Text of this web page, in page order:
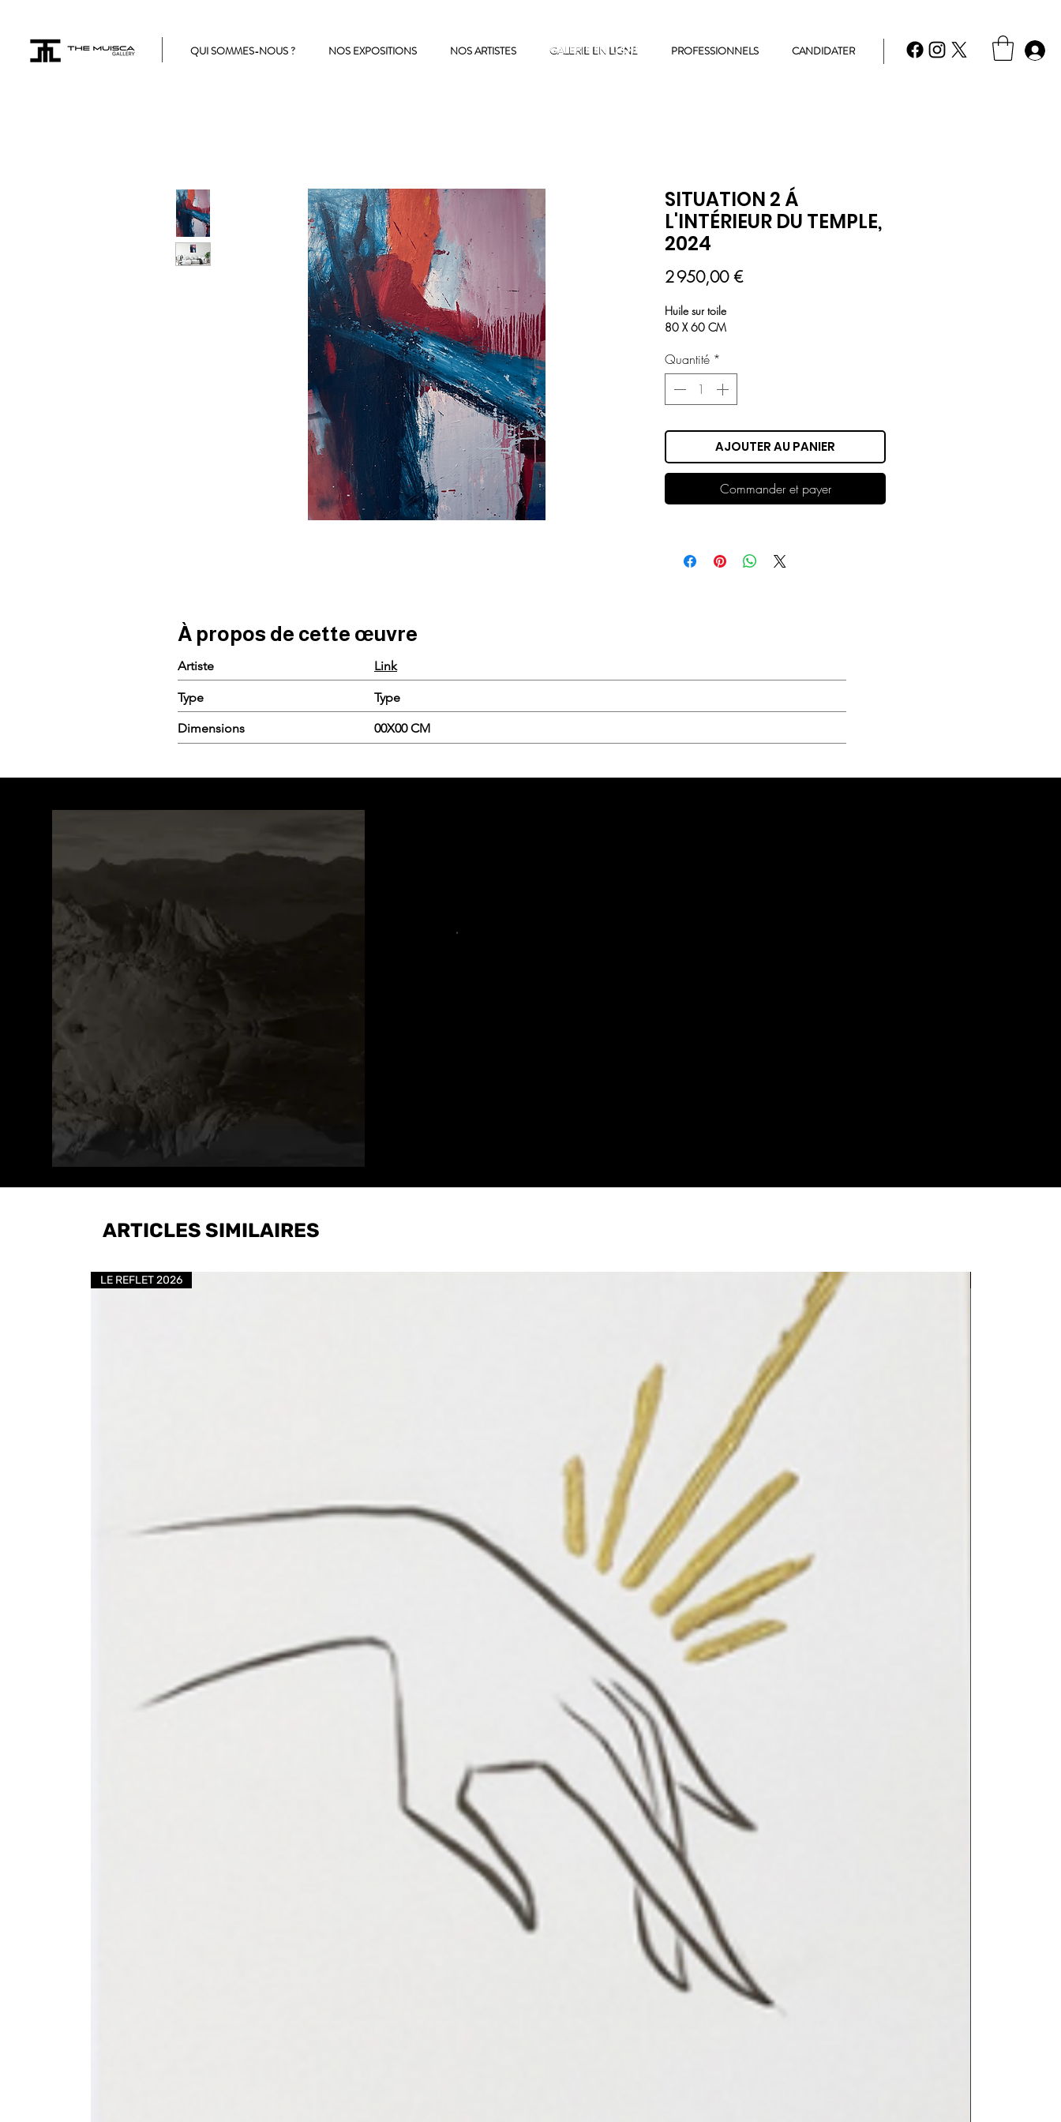
QUI SOMMES-NOUS ? NOS EXPOSITIONS NOS ARTISTES GALERIE EN LIGNE PROFESSIONNELS CANDIDATER
GALERIE EN LIGNE
SITUATION 2 Á
L'INTÉRIEUR DU TEMPLE,
2024
2 950,00 €Prix
Huile sur toile
80 X 60 CM
Quantité *
AJOUTER AU PANIER
Commander et payer
À propos de cette œuvre
Artiste Link
Type Type
Dimensions 00X00 CM
.
ARTICLES SIMILAIRES
LE REFLET 2026